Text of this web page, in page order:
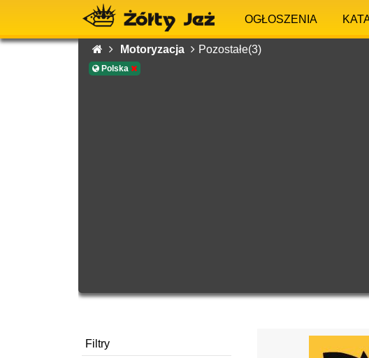
OGŁOSZENIA
Motoryzacja Pozostałe(3)
Polska
Filtry